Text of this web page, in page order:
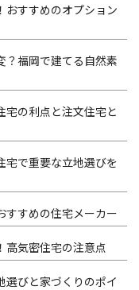
おすすめのオプション
？福岡で建てる自然素
宅の利点と注文住宅と
宅で重要な立地選びを
すすめの住宅メーカー
高気密住宅の注意点
選びと家づくりのポイ